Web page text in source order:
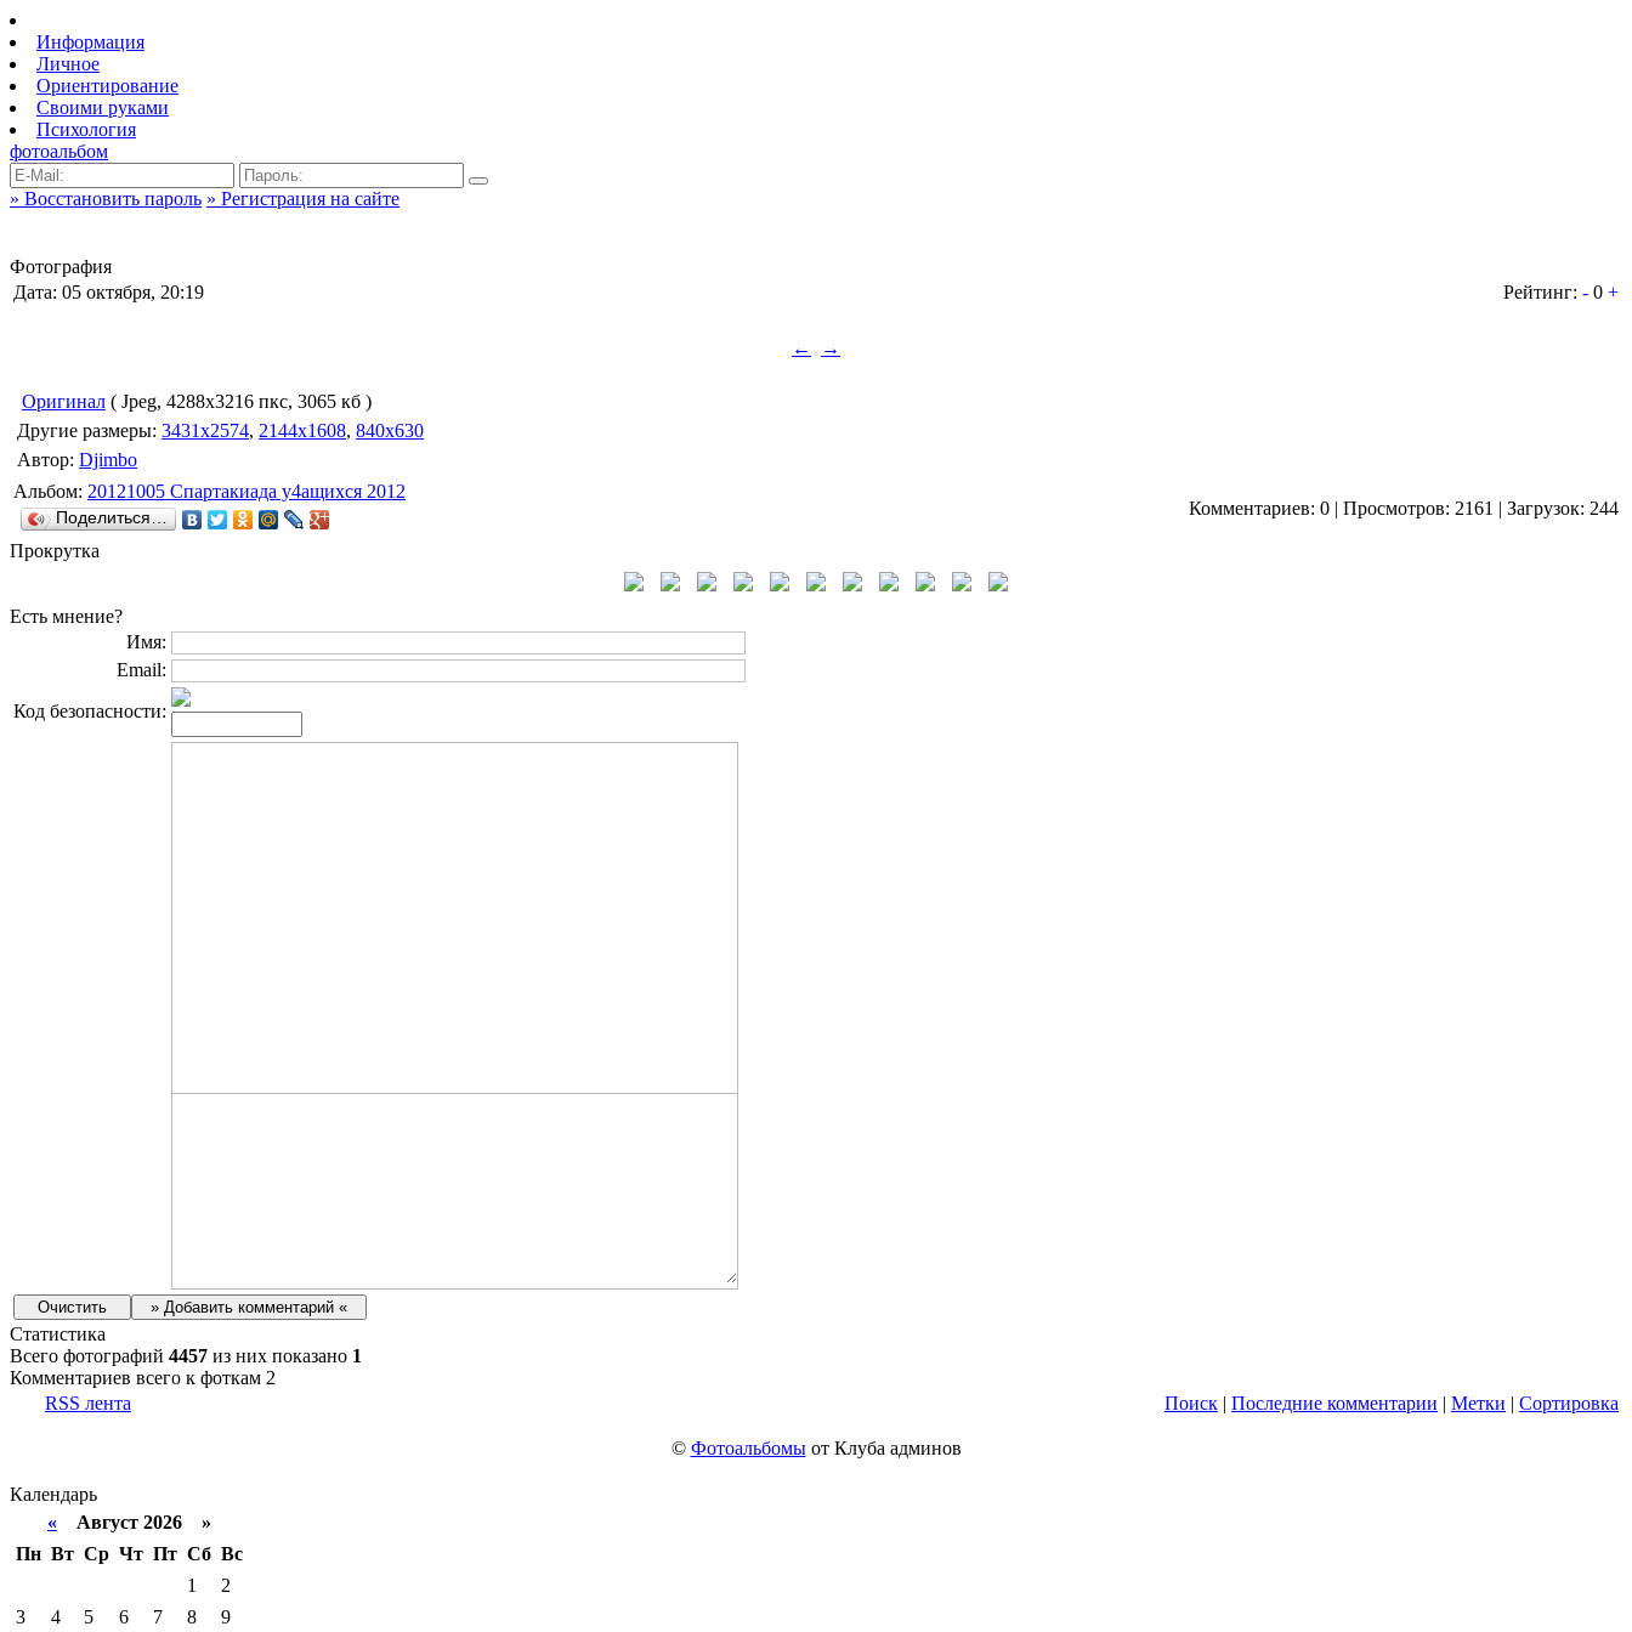
Информация
Личное
Ориентирование
Своими руками
Психология
фотоальбом
» Восстановить пароль » Регистрация на сайте
Фотография
Дата: 05 октября, 20:19
Рейтинг: - 0 +
← →
Оригинал ( Jpeg, 4288x3216 пкс, 3065 кб )
Другие размеры: 3431x2574, 2144x1608, 840x630
Автор: Djimbo
Альбом: 20121005 Спартакиада у4ащихся 2012
Поделиться… Комментариев: 0 | Просмотров: 2161 | Загрузок: 244
Прокрутка
Есть мнение?
Имя:
Email:
Код безопасности:
Статистика
Всего фотографий 4457 из них показано 1
Комментариев всего к фоткам 2
RSS лента
Поиск | Последние комментарии | Метки | Сортировка
© Фотоальбомыот Клуба админов
Календарь
« Август 2026 »
Пн Вт Ср Чт Пт Сб Вс
1
2
3
4 5 6 7 8 9